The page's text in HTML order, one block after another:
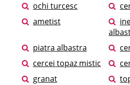
ochi turcesc
ametist
piatra albastra
cercei topaz mistic
granat